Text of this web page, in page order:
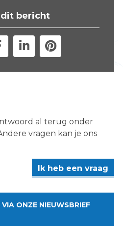
dit bericht
al terug onder
vragen kan je ons
Ik heb een vraag
ONZE NIEUWSBRIEF